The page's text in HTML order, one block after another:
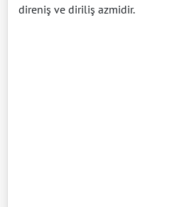
direniş ve diriliş azmidir.